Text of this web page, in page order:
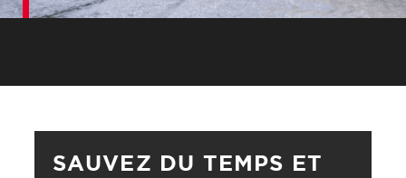
SAUVEZ DU TEMPS ET